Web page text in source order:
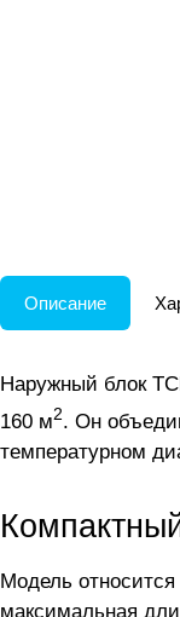
Описание
Наружный блок
160 м2. Он
температурном
Модель
максимальная